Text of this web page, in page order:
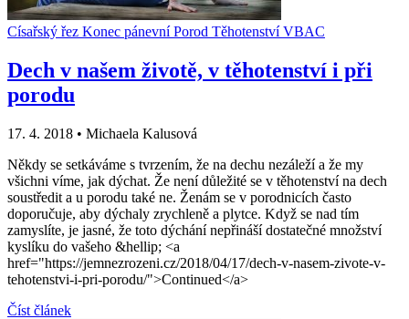
Císařský řez Konec pánevníPorod TěhotenstvíVBAC
Dech v našem životě, v těhotenství i při
porodu
17. 4. 2018 • Michaela Kalusová
Někdy se setkáváme s tvrzením, že na dechu nezáleží a že my
všichni víme, jak dýchat. Že není důležité se v těhotenství na dech
soustředit a u porodu také ne. Ženám se v porodnicích často
doporučuje, aby dýchaly zrychleně a plytce. Když se nad tím
zamyslíte, je jasné, že toto dýchání nepřináší dostatečné množství
kyslíku do vašeho &hellip; <a
href="https://jemnezrozeni.cz/2018/04/17/dech-v-nasem-zivote-v-
tehotenstvi-i-pri-porodu/">Continued</a>
Číst článek